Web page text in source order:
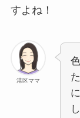
すよね！
港区ママ
に